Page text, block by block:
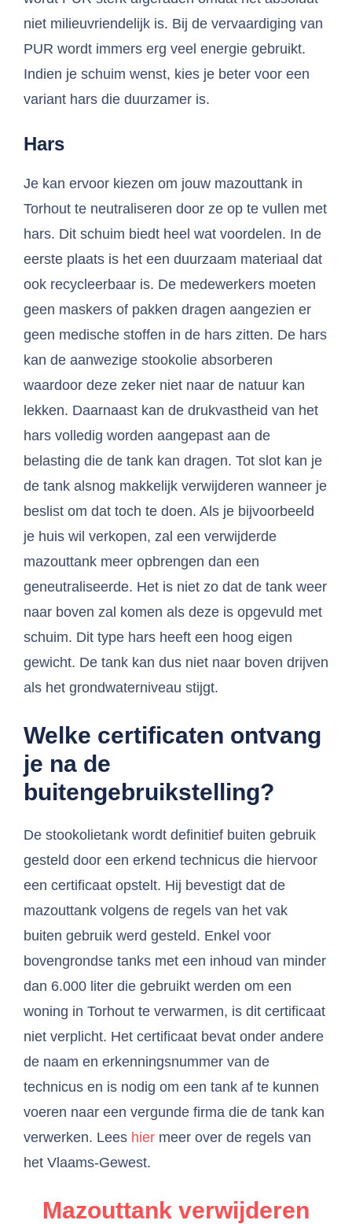
niet milieuvriendelijk is. Bij de vervaardiging van
PUR wordt immers erg veel energie gebruikt.
Indien je schuim wenst, kies je beter voor een
variant hars die duurzamer is.
Hars
Je kan ervoor kiezen om jouw mazouttank in
Torhout te neutraliseren door ze op te vullen met
hars. Dit schuim biedt heel wat voordelen. In de
eerste plaats is het een duurzaam materiaal dat
ook recycleerbaar is. De medewerkers moeten
geen maskers of pakken dragen aangezien er
geen medische stoffen in de hars zitten. De hars
kan de aanwezige stookolie absorberen
waardoor deze zeker niet naar de natuur kan
lekken. Daarnaast kan de drukvastheid van het
hars volledig worden aangepast aan de
belasting die de tank kan dragen. Tot slot kan je
de tank alsnog makkelijk verwijderen wanneer je
beslist om dat toch te doen. Als je bijvoorbeeld
je huis wil verkopen, zal een verwijderde
mazouttank meer opbrengen dan een
geneutraliseerde. Het is niet zo dat de tank weer
naar boven zal komen als deze is opgevuld met
schuim. Dit type hars heeft een hoog eigen
gewicht. De tank kan dus niet naar boven drijven
als het grondwaterniveau stijgt.
Welke certificaten ontvang
je na de
buitengebruikstelling?
De stookolietank wordt definitief buiten gebruik
gesteld door een erkend technicus die hiervoor
een certificaat opstelt. Hij bevestigt dat de
mazouttank volgens de regels van het vak
buiten gebruik werd gesteld. Enkel voor
bovengrondse tanks met een inhoud van minder
dan 6.000 liter die gebruikt werden om een
woning in Torhout te verwarmen, is dit certificaat
niet verplicht. Het certificaat bevat onder andere
de naam en erkenningsnummer van de
technicus en is nodig om een tank af te kunnen
voeren naar een vergunde firma die de tank kan
verwerken. Lees hier meer over de regels van
het Vlaams-Gewest.
Mazouttank verwijderen